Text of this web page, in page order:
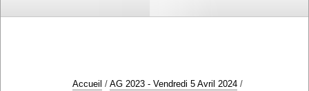
Accueil / AG 2023 - Vendredi 5 Avril 2024 /